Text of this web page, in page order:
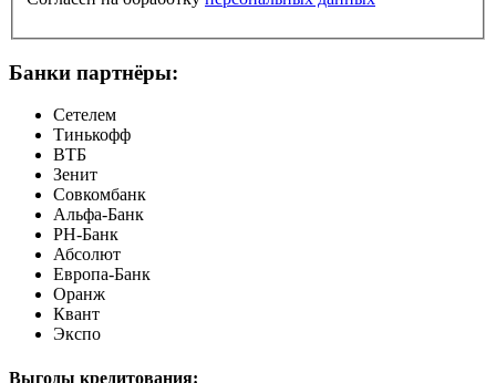
Банки партнёры:
Сетелем
Тинькофф
ВТБ
Зенит
Совкомбанк
Альфа-Банк
РН-Банк
Абсолют
Европа-Банк
Оранж
Квант
Экспо
Выгоды кредитования: